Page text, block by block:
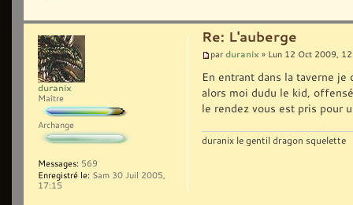
Re: L'auberge
par duranix » Lun 12 Oct 2009,
En entrant dans la taverne
alors moi dudu le kid,
le rendez vous est pris pour
duranix le gentil dragon squelette
duranix
Maître
Archange
Messages: 569
Enregistré le: Sam 30 Juil 2005,
17:15